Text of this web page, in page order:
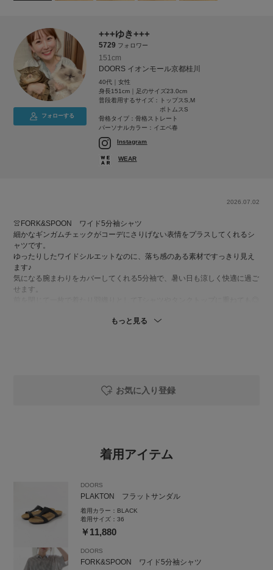
フォローする
+++ゆき+++
5729 フォロワー
151cm
DOORS イオンモール京都桂川
40代｜女性
身長151cm｜足のサイズ23.0cm
普段着用するサイズ：
トップスS,M
ボトムスS
骨格タイプ：骨格ストレート
パーソナルカラー：イエベ春
Instagram
WEAR
2026.07.02
👚FORK&SPOON ワイド5分袖シャツ
細かなギンガムチェックがコーデにさりげない表情をプラスしてくれるシ
ャツです。
ゆったりしたワイドシルエットなのに、落ち感のある素材ですっきり見え
ます♪
気になる腕まわりをカバーしてくれる5分袖で、暑い日も涼しく快適に過ご
せます。
とっても軽量でカギやスマホを入れるのにちょうどいい内ポケットもしっ
やペットボトルも入れられます♪
👡PLAKTON フラットサンダル
夏の足元を軽やかに彩る、大人のフラットサンダル。
すっきりシンプルで洗練されたデザインです。
instgram
もっと見る
お気に入り登録
着用アイテム
DOORS
PLAKTON フラットサンダル
着用カラー： BLACK
着用サイズ：36
￥11,880
DOORS
FORK&SPOON ワイド5分袖シャツ